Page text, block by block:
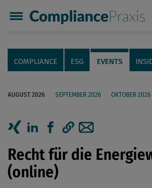
Compliance Praxis
Servicenavigation
Navigation
COMPLIANCE ESG EVENTS
AUGUST 2026 SEPTEMBER 2026 OKTOBER 2026
Seiteninhalt
Artikel auf Xing teilen
Artikel auf linkedIn
Artikel auf
Artikellink
Artikel per
Recht für die
(online)